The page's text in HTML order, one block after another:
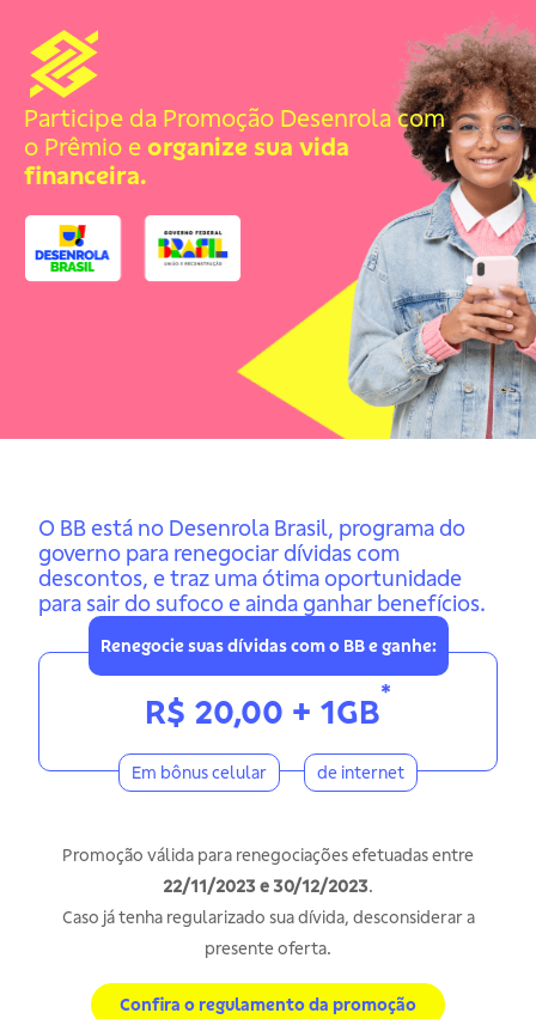
Participe da Promoção Desenrola com
o Prêmio e organize sua vida
financeira.
O BB está no Desenrola Brasil, programa do
governo para renegociar dívidas com
descontos, e traz uma ótima oportunidade
para sair do sufoco e ainda ganhar benefícios.
Renegocie suas dívidas com o BB e ganhe:
R$ 20,00 + 1GB
*
Em bônus celular de internet
Promoção válida para renegociações efetuadas entre
22/11/2023 e 30/12/2023.
Caso já tenha regularizado sua dívida, desconsiderar a
presente oferta.
Confira o regulamento da promoção